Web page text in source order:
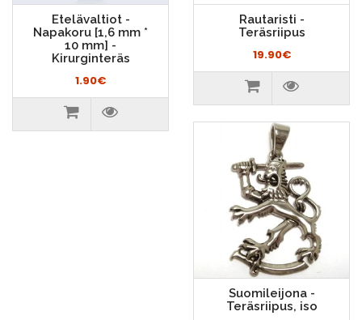
Etelävaltiot -
Napakoru [1,6 mm *
10 mm] -
Kirurginteräs
1.90€
Rautaristi -
Teräsriipus
19.90€
Suomileijona -
Teräsriipus, iso